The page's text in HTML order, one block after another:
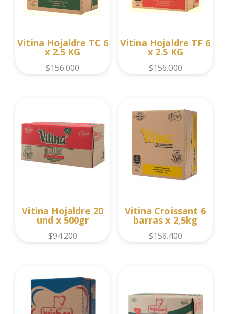
Vitina Hojaldre TC 6
x 2.5 KG
$156.000
Vitina Hojaldre TF 6
x 2.5 KG
$156.000
Vitina Hojaldre 20
und x 500gr
$94.200
Vitina Croissant 6
barras x 2,5kg
$158.400